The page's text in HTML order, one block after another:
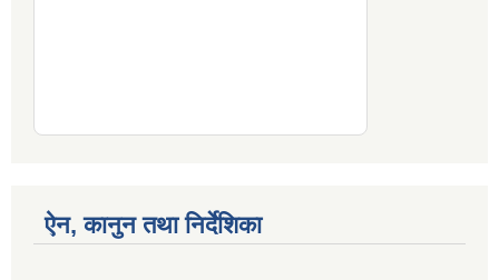
ऐन, कानुन तथा निर्देशिका